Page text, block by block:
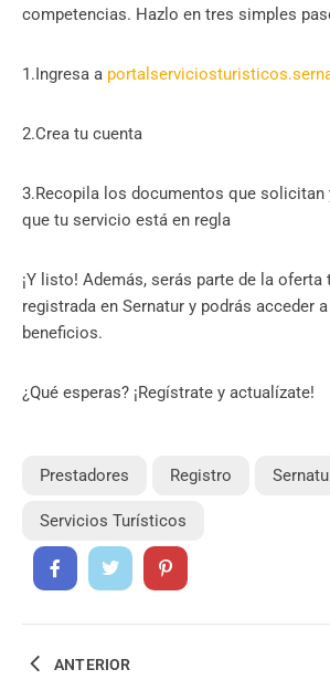
competencias. Hazlo en tres simples
1.Ingresa a
2.Crea tu cuenta
3.Recopila los documentos que
que tu servicio está en regla
¡Y listo! Además, serás parte de la
registrada en Sernatur y podrás acceder
beneficios.
¿Qué esperas? ¡Regístrate y actualízate!
Prestadores Registro
Servicios Turísticos
ANTERIOR